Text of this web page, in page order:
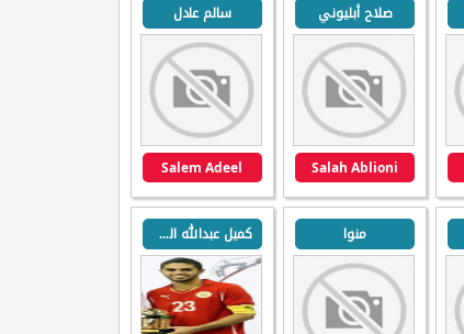
صلاح أبليوني
Salah Ablioni
سالم عادل
Salem Adeel
منوا كميل عبدالله العظم